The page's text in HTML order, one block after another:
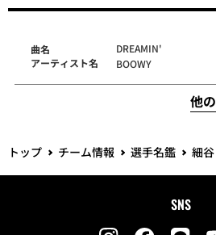
曲名
アーティスト名
DREAMIN'
BOOWY
トップ チーム情報 選手名鑑 細
SNS